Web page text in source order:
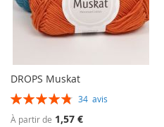
DROPS Muskat
Évaluation:
34 avis
À partir de 1,57 €